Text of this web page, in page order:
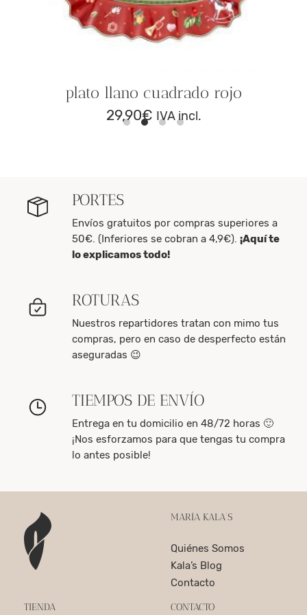
plato llano cuadrado rojo
29,90€ IVA incl.
PORTES
Envíos gratuitos por compras superiores a
50€. (Inferiores se cobran a 4,9€). ¡Aquí te
lo explicamos todo!
ROTURAS
Nuestros repartidores tratan con mimo tus
compras, pero en caso de desperfecto están
aseguradas 😉
TIEMPOS DE ENVÍO
Entrega en tu domicilio en 48/72 horas 🙂
¡Nos esforzamos para que tengas tu compra
lo antes posible!
MARÍA KALA’S
Quiénes Somos
Kala’s Blog
Contacto
TIENDA CONTACTO